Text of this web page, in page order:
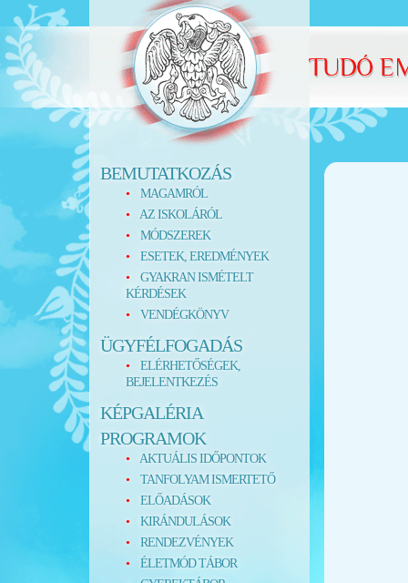
BEMUTATKOZÁS
MAGAMRÓL
AZ ISKOLÁRÓL
MÓDSZEREK
ESETEK, EREDMÉNYEK
GYAKRAN ISMÉTELT
KÉRDÉSEK
VENDÉGKÖNYV
ÜGYFÉLFOGADÁS
ELÉRHETŐSÉGEK,
BEJELENTKEZÉS
KÉPGALÉRIA
PROGRAMOK
AKTUÁLIS IDŐPONTOK
TANFOLYAM ISMERTETŐ
ELŐADÁSOK
KIRÁNDULÁSOK
RENDEZVÉNYEK
ÉLETMÓD TÁBOR